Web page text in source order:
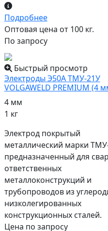
Подробнее
Оптовая цена от 100 кг.
По запросу
Быстрый просмотр
Электроды Э50А ТМУ-21У
VOLGAWELD PREMIUM (4
4 мм
1 кг
Электрод покрытый
металлический марки
предназначенный для
ответственных
металлоконструкций и
трубопроводов из
низколегированных
конструкционных сталей.
Цена по запросу